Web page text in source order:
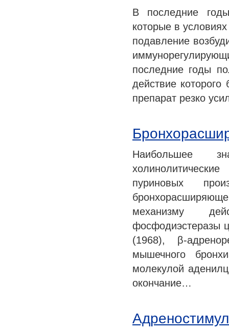
В последние
которые в
подавление
последние годы
действие
препарат резко
Наибольшее
пуриновых
механизму
фосфодиэстеразы
(1968), β-
мышечного
молекулой
окончание…